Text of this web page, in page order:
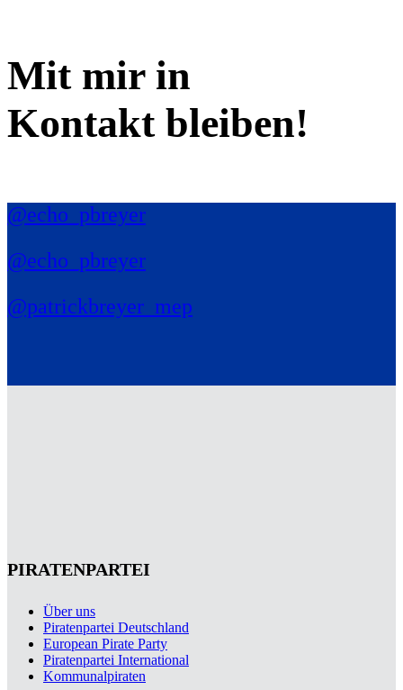
Mit mir in
Kontakt bleiben!
@echo_pbreyer
@echo_pbreyer
@patrickbreyer_mep
PIRATENPARTEI
Über uns
Piratenpartei Deutschland
European Pirate Party
Piratenpartei International
Kommunalpiraten